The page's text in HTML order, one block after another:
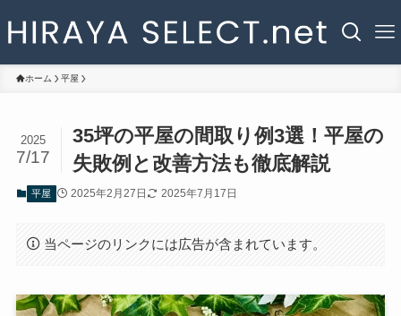
ホーム 平屋
35坪の平屋の間取り例3選！平屋の
失敗例と改善方法も徹底解説
2025
7/17
平屋 2025年2月27日 2025年7月17日
当ページのリンクには広告が含まれています。